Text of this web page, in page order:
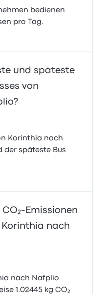
bedienen
pro Tag.
und späteste
von
Korinthia nach
der späteste Bus
Emissionen
Korinthia nach
nach Nafplio
1.02445 kg CO₂